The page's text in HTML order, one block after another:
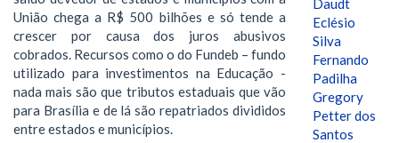
União chega a R$ 500 bilhões e só tende a
crescer por causa dos juros abusivos
cobrados. Recursos como o do Fundeb – fundo
utilizado para investimentos na Educação -
nada mais são que tributos estaduais que vão
para Brasília e de lá são repatriados divididos
entre estados e municípios.
Eclésio
Silva
Fernando
Padilha
Gregory
Petter dos
Santos